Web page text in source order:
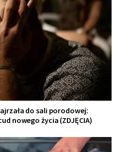
do sali porodowej:
nowego życia (ZDJĘCIA)